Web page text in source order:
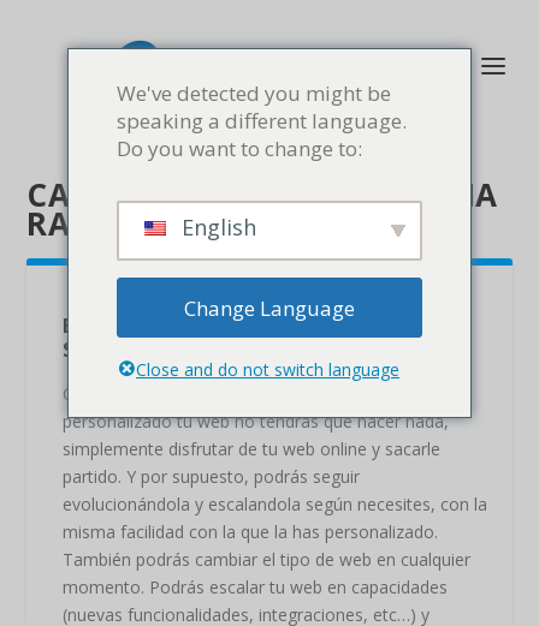
CATEGORY:CÓMO FUNCIONA
RAPI.WEBSITE
EVOLUCIONA Y ESCALA CON NUESTRO
SOPORTE
Clic aquí para saber más Una vez que hayas
personalizado tu web no tendrás que hacer nada,
simplemente disfrutar de tu web online y sacarle
partido. Y por supuesto, podrás seguir
evolucionándola y escalandola según necesites, con la
misma facilidad con la que la has personalizado.
También podrás cambiar el tipo de web en cualquier
momento. Podrás escalar tu web en capacidades
(nuevas funcionalidades, integraciones, etc…) y
We've detected you might be
speaking a different language.
Do you want to change to:
English
Change Language
Close and do not switch language